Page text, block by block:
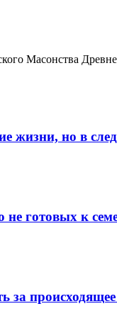
Масонства
жизни, но в
готовых к
за